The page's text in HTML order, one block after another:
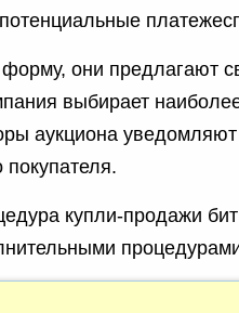
они предлагают
выбирает
аукциона
покупателя.
купли-продажи